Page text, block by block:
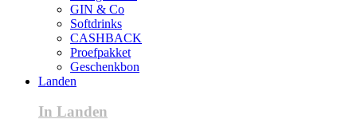
GIN & Co
Softdrinks
CASHBACK
Proefpakket
Geschenkbon
Landen
In Landen